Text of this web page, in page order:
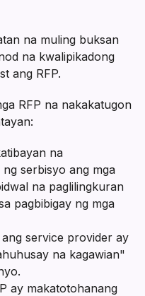
na muling buksan
na kwalipikadong
ang RFP.
RFP na nakakatugon
na
serbisyo ang mga
na paglilingkuran
pagbibigay ng mga
service provider ay
na kagawian"
ay makatotohanang